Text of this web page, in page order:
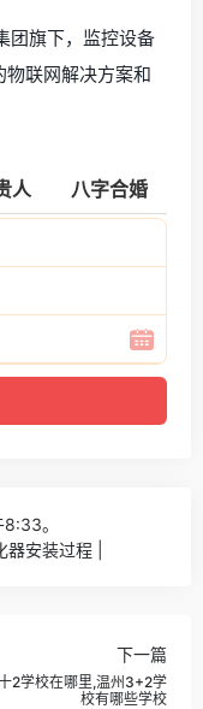
团旗下，监控设备
联网解决方案和
人 八字合婚
。
安装过程 |
下一篇
2学校在哪里,温州3+2学
校有哪些学校